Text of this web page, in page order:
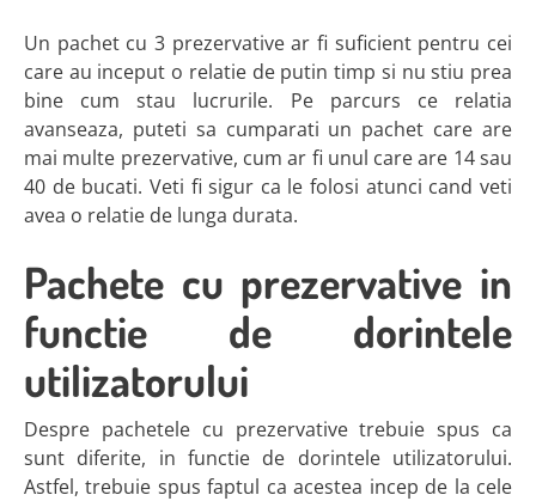
Un pachet cu 3 prezervative ar fi suficient pentru cei
care au inceput o relatie de putin timp si nu stiu prea
bine cum stau lucrurile. Pe parcurs ce relatia
avanseaza, puteti sa cumparati un pachet care are
mai multe prezervative, cum ar fi unul care are 14 sau
40 de bucati. Veti fi sigur ca le folosi atunci cand veti
avea o relatie de lunga durata.
Pachete cu prezervative in
functie de dorintele
utilizatorului
Despre pachetele cu prezervative trebuie spus ca
sunt diferite, in functie de dorintele utilizatorului.
Astfel, trebuie spus faptul ca acestea incep de la cele